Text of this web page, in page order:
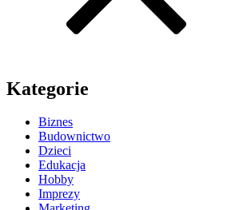
Kategorie
Biznes
Budownictwo
Dzieci
Edukacja
Hobby
Imprezy